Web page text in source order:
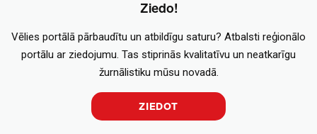
Ziedo!
Vēlies portālā pārbaudītu un atbildīgu saturu? Atbalsti reģionālo
portālu ar ziedojumu. Tas stiprinās kvalitatīvu un neatkarīgu
žurnālistiku mūsu novadā.
ZIEDOT